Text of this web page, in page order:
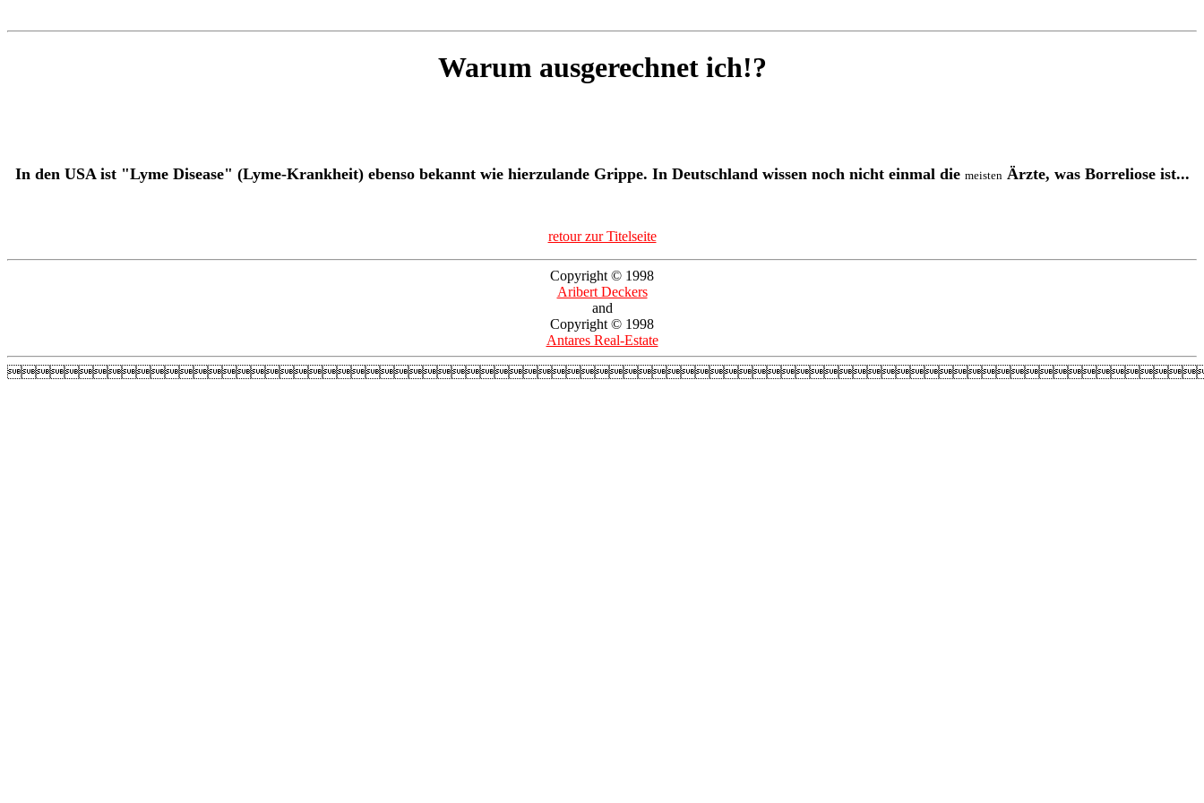
Warum ausgerechnet ich!?
In den USA ist "Lyme Disease" (Lyme-Krankheit) ebenso bekannt wie hierzulande Grippe. In Deutschland wissen noch nicht einmal die meisten Ärzte, was Borreliose ist...
retour zur Titelseite
Copyright © 1998
Aribert Deckers
and
Copyright © 1998
Antares Real-Estate